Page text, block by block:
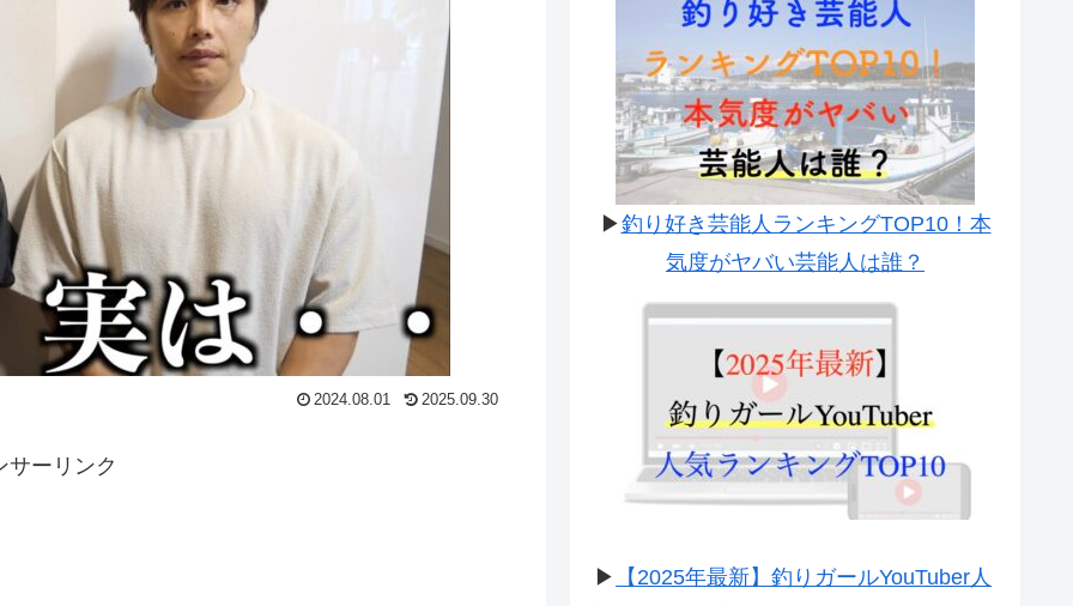
2024.08.01 2025.09.30
サーリンク
▶釣り好き芸能人ランキングTOP10！本
気度がヤバい芸能人は誰？
▶
【2025年最新】釣りガールYouTuber人